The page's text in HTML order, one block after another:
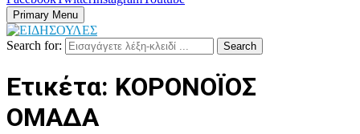
Primary Menu
Search for: Search
Ετικέτα: ΚΟΡΟΝΟΪΟΣ
ΟΜΑΔΑ